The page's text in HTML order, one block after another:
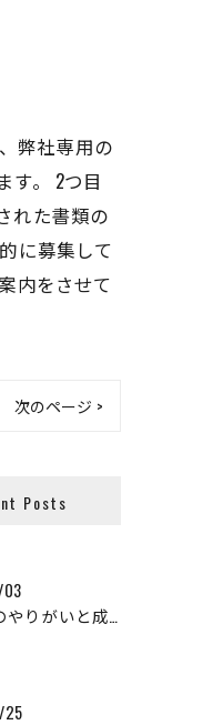
弊社専用の
す。 2つ目
れた書類の
に募集して
内をさせて
次のページ >
Posts
運送業でのやりがいと成長の秘訣
25